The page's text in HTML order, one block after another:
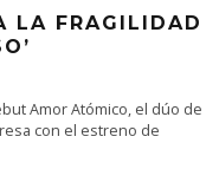
LA FRAGILIDAD
Amor Atómico, el dúo de
con el estreno de